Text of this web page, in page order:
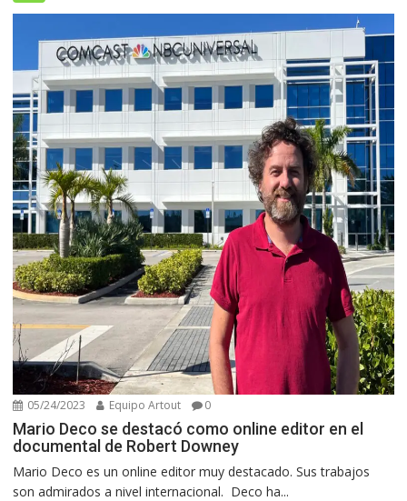
05/24/2023 Equipo Artout 0
Mario Deco se destacó como online editor en el
documental de Robert Downey
Mario Deco es un online editor muy destacado. Sus trabajos
son admirados a nivel internacional. Deco ha...